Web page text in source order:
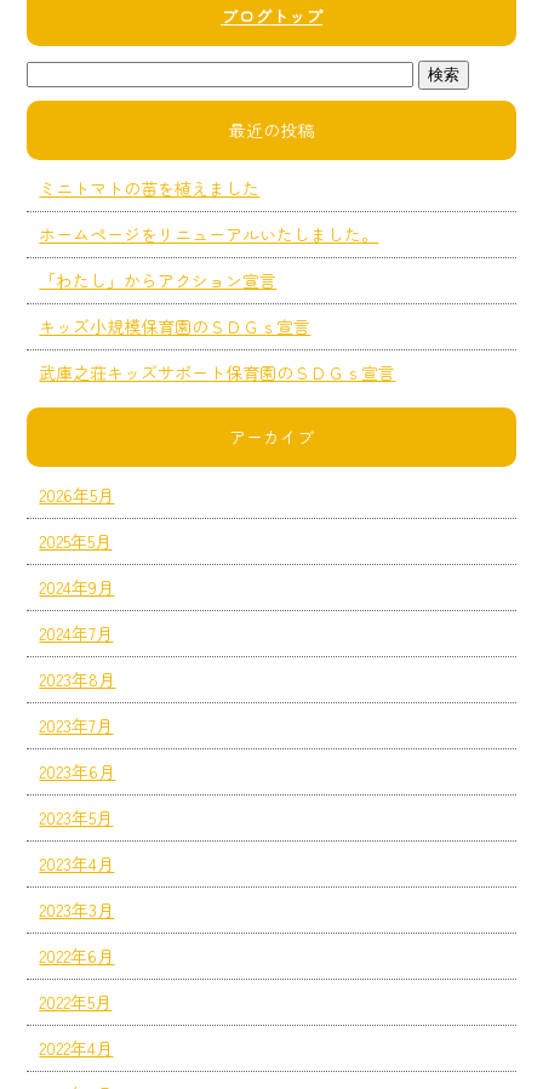
ブログトップ
最近の投稿
ミニトマトの苗を植えました
ホームページをリニューアルいたしました。
「わたし」からアクション宣言
キッズ小規模保育園のＳＤＧｓ宣言
武庫之荘キッズサポート保育園のＳＤＧｓ宣言
アーカイブ
2026年5月
2025年5月
2024年9月
2024年7月
2023年8月
2023年7月
2023年6月
2023年5月
2023年4月
2023年3月
2022年6月
2022年5月
2022年4月